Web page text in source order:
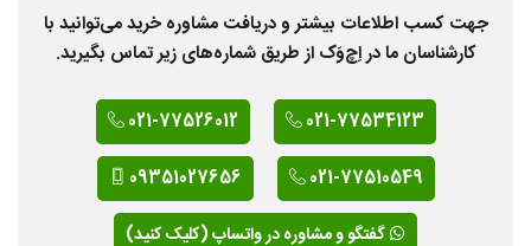
جهت کسب اطلاعات بیشتر و دریافت مشاوره خرید می‌توانید با
کارشناسان ما در اِچ‌وَک از طریق شماره‌های زیر تماس بگیرید.
021-77534123
021-77526012
021-77510549
09351027656
گفتگو و مشاوره در واتساپ (کلیک کنید)